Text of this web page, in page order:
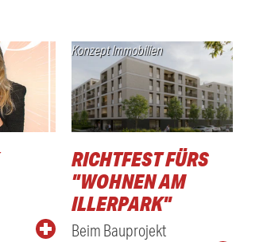
Konzept Immobilien
RICHTFEST FÜRS
"WOHNEN AM
ILLERPARK"
Beim Bauprojekt